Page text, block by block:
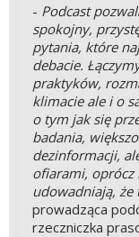
- Podcast
spokojny,
pytania, które
debacie.
praktyków,
klimacie ale i o
o tym jak się
badania,
dezinformacji,
ofiarami, oprócz
udowadniają, że
prowadząca
rzeczniczka